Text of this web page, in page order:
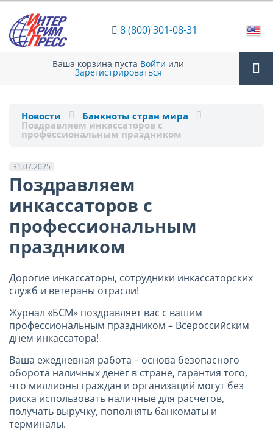
8 (800) 301-08-31
Ваша корзина пуста Войти или
Зарегистрироваться
Новости Банкноты стран мира
Поздравляем инкассаторов с
профессиональным праздником
31.07.2025
Поздравляем
инкассаторов с
профессиональным
праздником
Дорогие инкассаторы, сотрудники инкассаторских
служб и ветераны отрасли!
Журнал «БСМ» поздравляет вас с вашим
профессиональным праздником – Всероссийским
днем инкассатора!
Ваша ежедневная работа – основа безопасного
оборота наличных денег в стране, гарантия того,
что миллионы граждан и организаций могут без
риска использовать наличные для расчетов,
получать выручку, пополнять банкоматы и
терминалы.